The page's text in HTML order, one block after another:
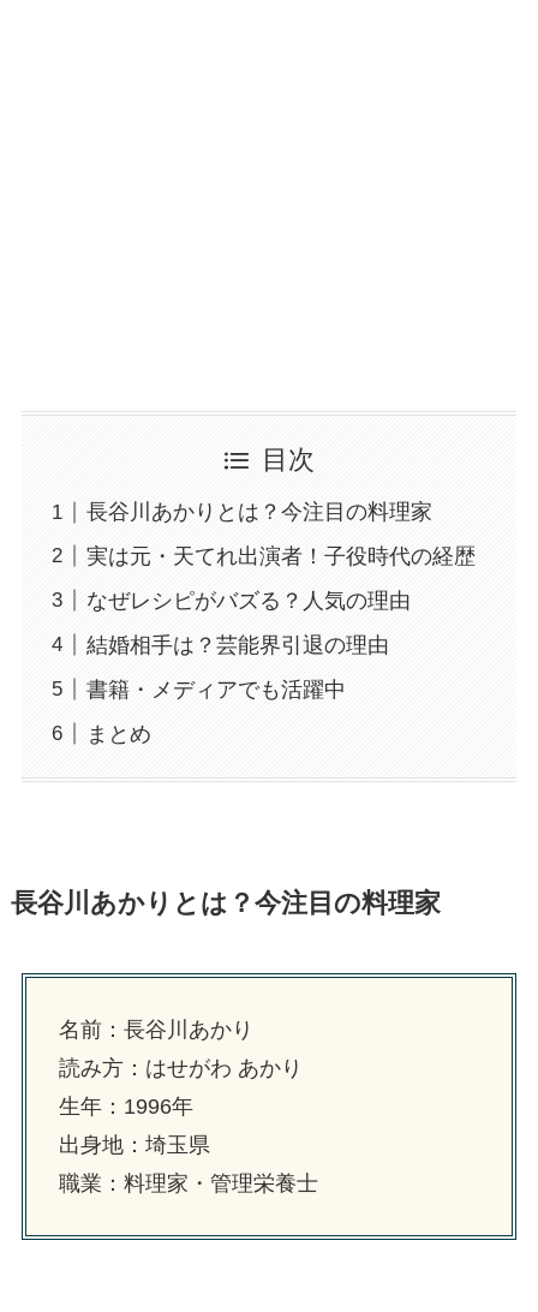
目次
長谷川あかりとは？今注目の料理家
実は元・天てれ出演者！子役時代の経歴
なぜレシピがバズる？人気の理由
結婚相手は？芸能界引退の理由
書籍・メディアでも活躍中
まとめ
長谷川あかりとは？今注目の料理家
名前：長谷川あかり
読み方：はせがわ あかり
生年：1996年
出身地：埼玉県
職業：料理家・管理栄養士